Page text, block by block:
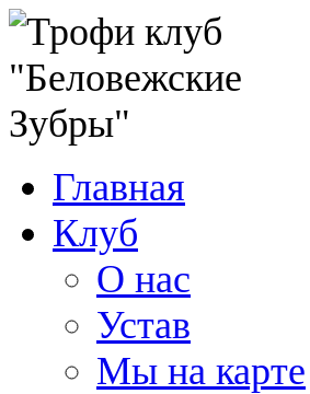
Главная
Клуб
О нас
Устав
Мы на карте